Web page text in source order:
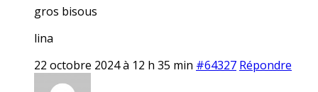
gros bisous
lina
22 octobre 2024 à 12 h 35 min #64327 Répondre